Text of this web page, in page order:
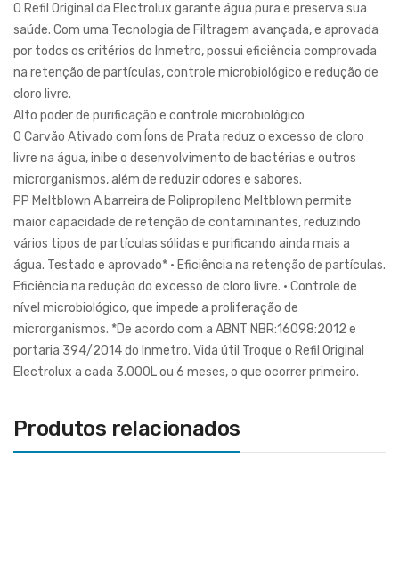
O Refil Original da Electrolux garante água pura e preserva sua
saúde. Com uma Tecnologia de Filtragem avançada, e aprovada
por todos os critérios do Inmetro, possui eficiência comprovada
na retenção de partículas, controle microbiológico e redução de
cloro livre.
Alto poder de purificação e controle microbiológico
O Carvão Ativado com Íons de Prata reduz o excesso de cloro
livre na água, inibe o desenvolvimento de bactérias e outros
microrganismos, além de reduzir odores e sabores.
PP Meltblown A barreira de Polipropileno Meltblown permite
maior capacidade de retenção de contaminantes, reduzindo
vários tipos de partículas sólidas e purificando ainda mais a
água. Testado e aprovado* • Eficiência na retenção de partículas.
Eficiência na redução do excesso de cloro livre. • Controle de
nível microbiológico, que impede a proliferação de
microrganismos. *De acordo com a ABNT NBR:16098:2012 e
portaria 394/2014 do Inmetro. Vida útil Troque o Refil Original
Electrolux a cada 3.000L ou 6 meses, o que ocorrer primeiro.
Produtos relacionados